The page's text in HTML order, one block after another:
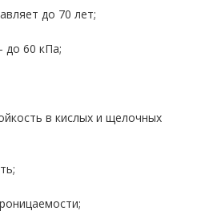
до 70 лет;
до 60 кПа;
в кислых и щелочных